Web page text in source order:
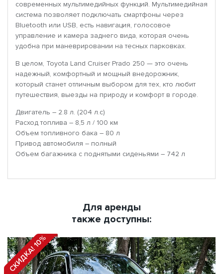
современных мультимедийных функций. Мультимедийная
система позволяет подключать смартфоны через
Bluetooth или USB, есть навигация, голосовое
управление и камера заднего вида, которая очень
удобна при маневрировании на тесных парковках.
В целом, Toyota Land Cruiser Prado 250 — это очень
надежный, комфортный и мощный внедорожник,
который станет отличным выбором для тех, кто любит
путешествия, выезды на природу и комфорт в городе.
Двигатель – 2.8 л. (204 л.с)
Расход топлива – 8,5 л / 100 км
Объем топливного бака – 80 л
Привод автомобиля – полный
Объем багажника с поднятыми сиденьями – 742 л
Для аренды
также доступны:
СКИДКА! 10%